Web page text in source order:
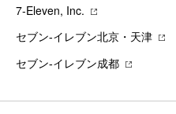
7‐Eleven, Inc.
セブン‐イレブン北京・天津
セブン‐イレブン成都